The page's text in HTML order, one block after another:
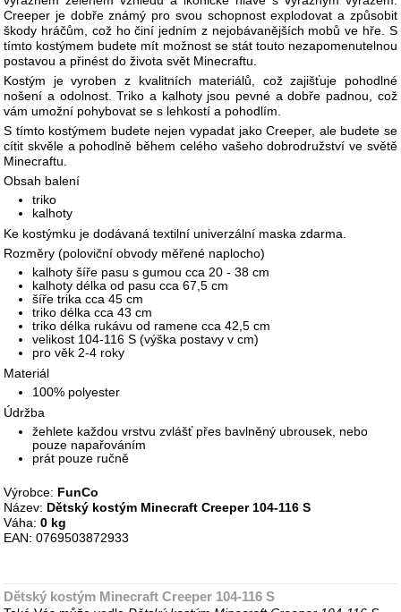
Creeper je dobře známý pro svou schopnost explodovat a způsobit
škody hráčům, což ho činí jedním z nejobávanějších mobů ve hře. S
tímto kostýmem budete mít možnost se stát touto nezapomenutelnou
postavou a přinést do života svět Minecraftu.
Kostým je vyroben z kvalitních materiálů, což zajišťuje pohodlné
nošení a odolnost. Triko a kalhoty jsou pevné a dobře padnou, což
vám umožní pohybovat se s lehkostí a pohodlím.
S tímto kostýmem budete nejen vypadat jako Creeper, ale budete se
cítit skvěle a pohodlně během celého vašeho dobrodružství ve světě
Minecraftu.
Obsah balení
triko
kalhoty
Ke kostýmku je dodávaná textilní univerzální maska zdarma.
Rozměry (poloviční obvody měřené naplocho)
kalhoty šíře pasu s gumou cca 20 - 38 cm
kalhoty délka od pasu cca 67,5 cm
šíře trika cca 45 cm
triko délka cca 43 cm
triko délka rukávu od ramene cca 42,5 cm
velikost 104-116 S (výška postavy v cm)
pro věk 2-4 roky
Materiál
100% polyester
Údržba
žehlete každou vrstvu zvlášť přes bavlněný ubrousek, nebo
pouze napařováním
prát pouze ručně
Výrobce: FunCo
Název: Dětský kostým Minecraft Creeper 104-116 S
Váha:0 kg
EAN: 0769503872933
Dětský kostým Minecraft Creeper 104-116 S